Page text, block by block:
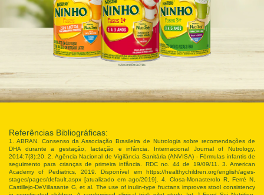
Referências Bibliográficas:
1. ABRAN. Consenso da Associação Brasileira de Nutrologia sobre recomendações de
DHA durante a gestação, lactação e infância. Internacional Journal of Nutrology,
2014;7(3):20. 2. Agência Nacional de Vigilância Sanitária (ANVISA) - Fórmulas infantis de
seguimento para crianças de primeira infância. RDC no. 44 de 19/09/11. 3. American
Academy of Pediatrics, 2019. Disponível em https://healthychildren.org/english/ages-
stages/pages/default.aspx [atualizado em ago/2019]. 4. Closa-Monasterolo R, Ferré N,
Castillejo-DeVillasante G, et al. The use of inulin-type fructans improves stool consistency